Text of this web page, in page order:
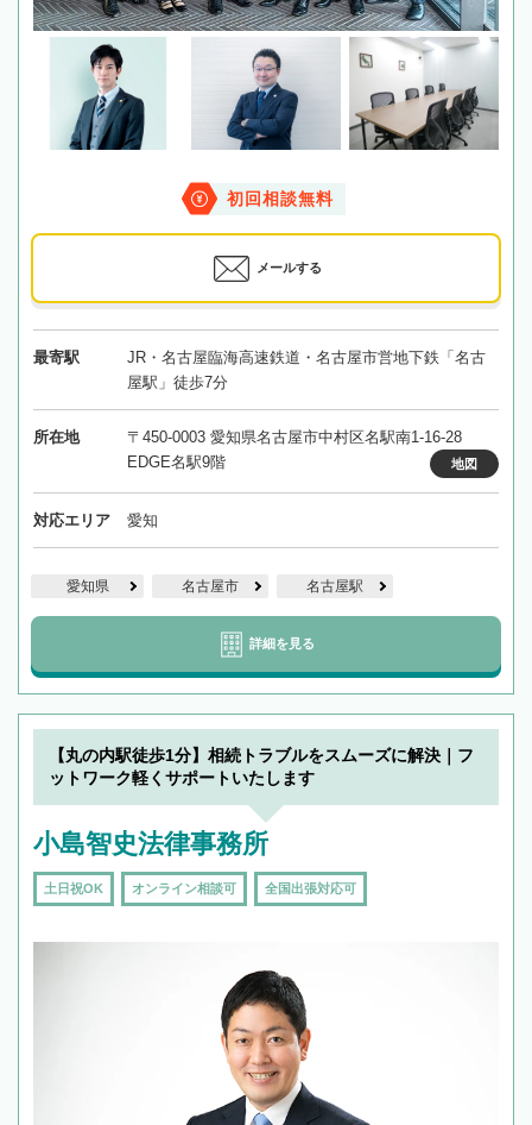
初回相談無料
メールする
最寄駅
JR・名古屋臨海高速鉄道・名古屋市営地下鉄「名古
屋駅」徒歩7分
所在地
〒450-0003 愛知県名古屋市中村区名駅南1-16-28
EDGE名駅9階
地図
対応エリア 愛知
愛知県 名古屋市 名古屋駅
詳細を見る
【丸の内駅徒歩1分】相続トラブルをスムーズに解決｜フ
ットワーク軽くサポートいたします
小島智史法律事務所
土日祝OK オンライン相談可 全国出張対応可